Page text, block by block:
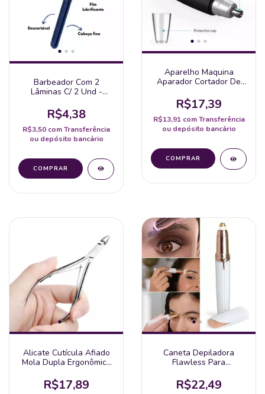
Barbeador Com 2
Lâminas C/ 2 Und -
R$4,38
R$3,50 comTransferência
ou depósito bancário
Aparelho Maquina
Aparador Cortador De
R$17,39
R$13,91 com Transferência
ou depósito bancário
Alicate Cutícula Afiado
Mola Dupla Ergonômico
Lâmina Aço Inox
R$17,89
Caneta Depiladora
Flawless Para
Recarregável Com Usb
R$22,49